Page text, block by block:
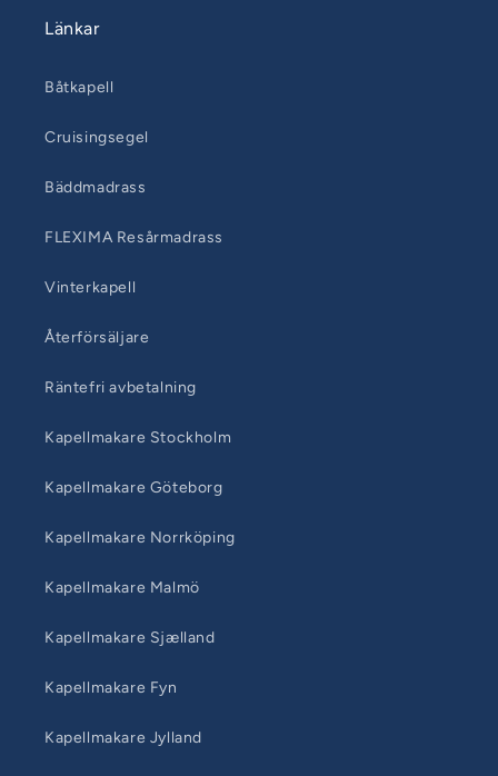
Länkar
Båtkapell
Cruisingsegel
Bäddmadrass
FLEXIMA Resårmadrass
Vinterkapell
Återförsäljare
Räntefri avbetalning
Kapellmakare Stockholm
Kapellmakare Göteborg
Kapellmakare Norrköping
Kapellmakare Malmö
Kapellmakare Sjælland
Kapellmakare Fyn
Kapellmakare Jylland